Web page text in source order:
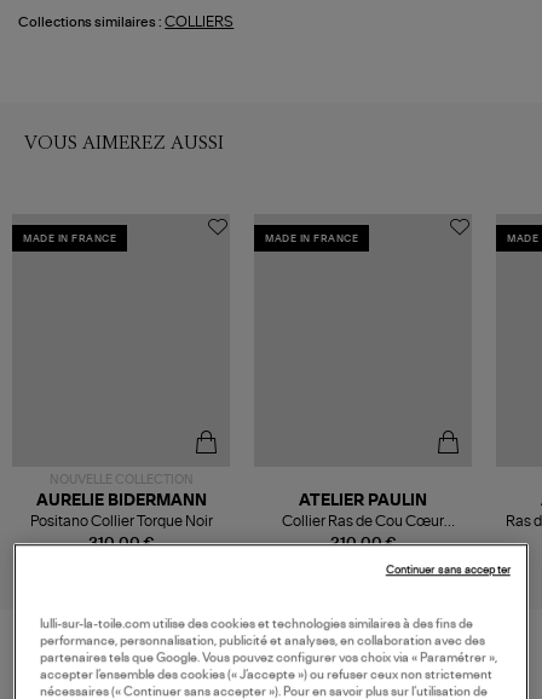
Collections similaires : COLLIERS
VOUS AIMEREZ AUSSI
MADE IN FRANCE
NOUVELLE COLLECTION
310,00 €
AURELIE BIDERMANN
Positano Collier Torque Noir
MADE IN FRANCE
210,00 €
ATELIER PAULIN
Collier Ras de Cou Cœur
Attache moi Gold Filled
MADE
Ras
VOS DERNIERS PRODUITS VUS
lulli-sur-la-toile.com utilise des cookies et technologies similaires à des fins de
performance, personnalisation, publicité et analyses, en collaboration avec des
partenaires tels que Google. Vous pouvez configurer vos choix via « Paramétrer »,
accepter l’ensemble des cookies (« J’accepte ») ou refuser ceux non strictement
nécessaires (« Continuer sans accepter »). Pour en savoir plus sur l’utilisation de
Continuer sans accepter